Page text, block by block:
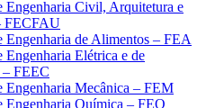
Engenharia Civil, Arquitetura e
FECFAU
Engenharia de Alimentos – FEA
Engenharia Elétrica e de
– FEEC
Engenharia Mecânica – FEM
Engenharia Química – FEQ